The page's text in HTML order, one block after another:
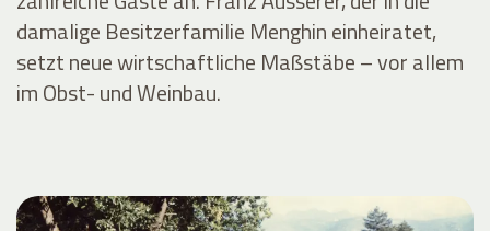
damalige Besitzerfamilie Menghin einheiratet,
setzt neue wirtschaftliche Maßstäbe – vor allem
im Obst- und Weinbau.